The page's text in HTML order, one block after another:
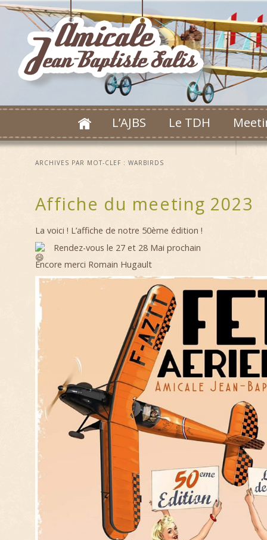
L’AJBS Le TDH
ARCHIVES PAR MOT-CLEF : WARBIRDS
Affiche du meeting 2023
La voici ! L’affiche de notre 50ème édition !
Rendez-vous le 27 et 28 Mai prochain
Encore merci Romain Hugault